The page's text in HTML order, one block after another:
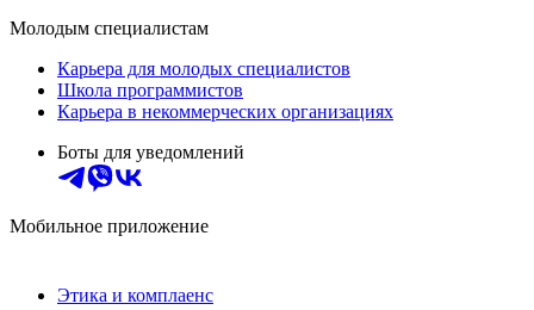
Молодым специалистам
Карьера для молодых специалистов
Школа программистов
Карьера в некоммерческих организациях
Боты для уведомлений
Мобильное приложение
Этика и комплаенс